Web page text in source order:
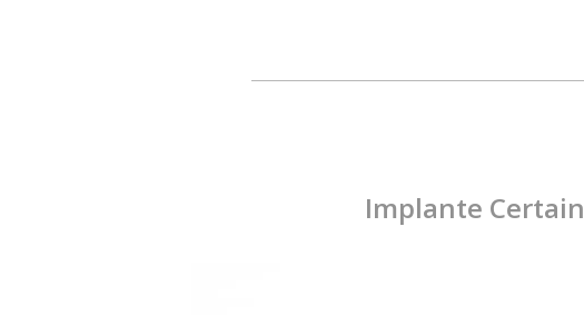
Implante Certain